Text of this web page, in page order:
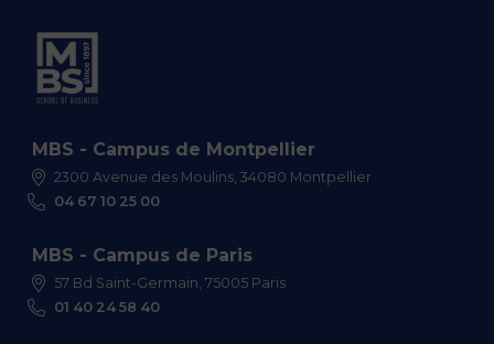
MBS - Campus de Montpellier
2300 Avenue des Moulins, 34080 Montpellier
04 67 10 25 00
MBS - Campus de Paris
57 Bd Saint-Germain, 75005 Paris
01 40 24 58 40